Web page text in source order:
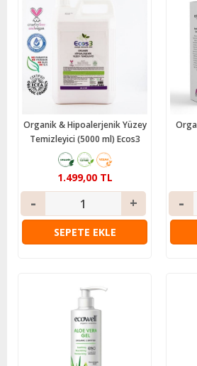
Organik & Hipoalerjenik Yüzey
Temizleyici (5000 ml) Ecos3
1.499,00 TL
SEPETE EKLE